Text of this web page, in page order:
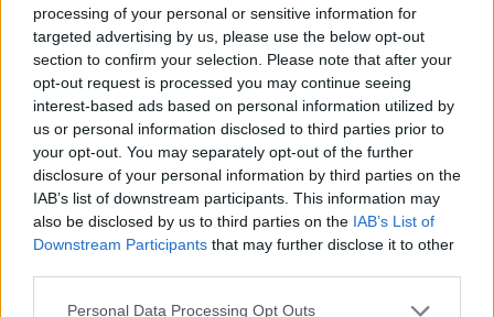
processing of your personal or sensitive information for
targeted advertising by us, please use the below opt-out
section to confirm your selection. Please note that after your
opt-out request is processed you may continue seeing
interest-based ads based on personal information utilized by
us or personal information disclosed to third parties prior to
your opt-out. You may separately opt-out of the further
disclosure of your personal information by third parties on the
IAB’s list of downstream participants. This information may
also be disclosed by us to third parties on the IAB’s List of
Downstream Participants that may further disclose it to other
Personal Data Processing Opt Outs